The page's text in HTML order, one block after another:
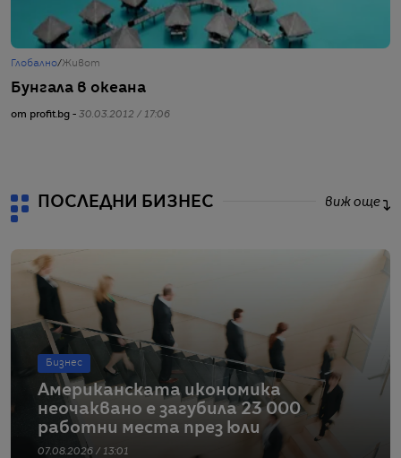
Глобално/Живот
Бунгала в океана
от profit.bg - 30.03.2012 / 17:06
ПОСЛЕДНИ БИЗНЕС виж още
Бизнес
Американската икономика
неочаквано е загубила 23 000
работни места през юли
07.08.2026 / 13:01